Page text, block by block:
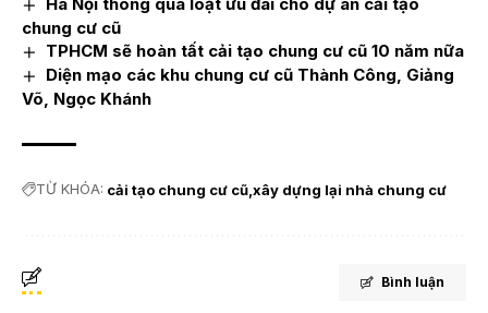
chung cư cũ
TPHCM sẽ hoàn tất cải tạo chung cư cũ 10 năm nữa
Diện mạo các khu chung cư cũ Thành Công, Giảng
Võ, Ngọc Khánh
TỪ KHÓA: cải tạo chung cư cũ xây dựng lại nhà chung cư
Bình luận